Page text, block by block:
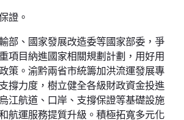
證。
部、國家發展改造委等國家部委，爭
項目納進國家相關規劃計劃，用好用
策。渝黔兩省市統籌加洪流運發展專
支撐力度，樹立健全各級財政資金投進
江航道、口岸、支撐保證等基礎設施
航運服務提質升級。積極拓寬多元化